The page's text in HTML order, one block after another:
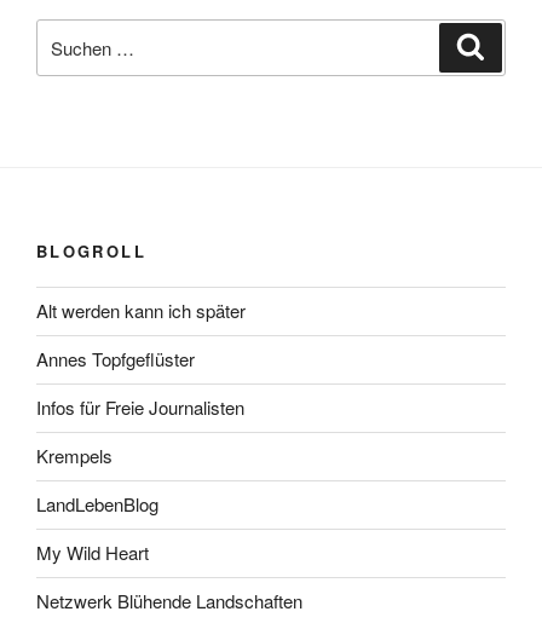
nach:
BLOGROLL
Alt werden kann ich später
Annes Topfgeflüster
Infos für Freie Journalisten
Krempels
LandLebenBlog
My Wild Heart
Netzwerk Blühende Landschaften